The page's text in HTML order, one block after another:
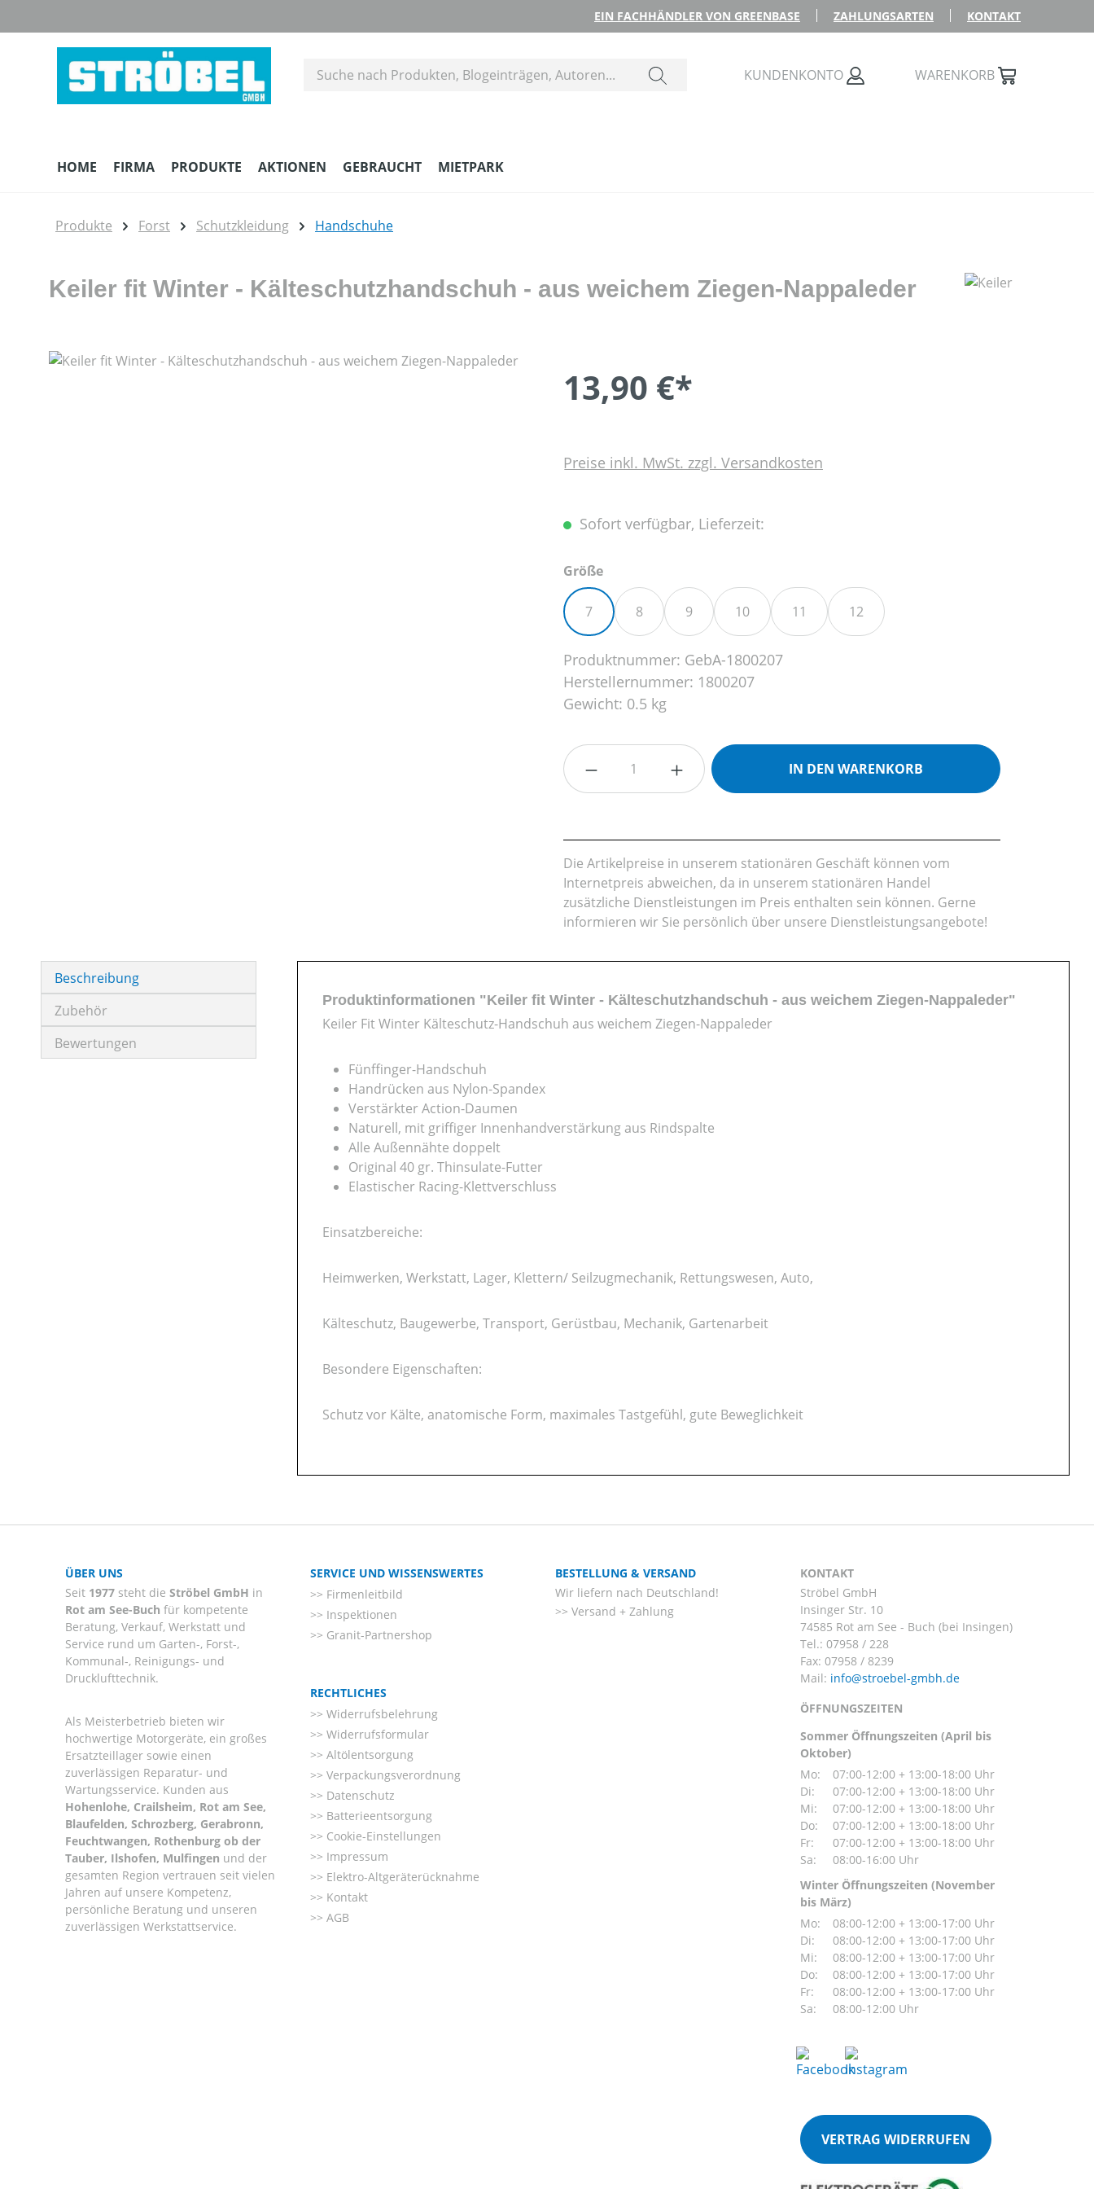
EIN FACHHÄNDLER VON GREENBASE ZAHLUNGSARTEN KONTAKT
KUNDENKONTO WARENKORB
HOME FIRMA PRODUKTE AKTIONEN GEBRAUCHT MIETPARK
Produkte Forst Schutzkleidung Handschuhe
Keiler fit Winter - Kälteschutzhandschuh - aus weichem Ziegen-Nappaleder
Bildergalerie überspringen
13,90 €*
Preise inkl. MwSt. zzgl. Versandkosten
Sofort verfügbar, Lieferzeit:
Größeauswählen
7 8 9 10 11 12
Produktnummer: GebA-1800207
Herstellernummer: 1800207
Gewicht: 0.5 kg
Produkt Anzahl: Gib den gewünschten Wert ein oder
IN DEN WARENKORB
Die Artikelpreise in unserem stationären Geschäft können vom
Internetpreis abweichen, da in unserem stationären Handel
zusätzliche Dienstleistungen im Preis enthalten sein können. Gerne
informieren wir Sie persönlich über unsere Dienstleistungsangebote!
Beschreibung
Zubehör
Bewertungen
Produktinformationen "Keiler fit Winter - Kälteschutzhandschuh - aus weichem Ziegen-Nappaleder"
Keiler Fit Winter Kälteschutz-Handschuh aus weichem Ziegen-Nappaleder
Fünffinger-Handschuh
Handrücken aus Nylon-Spandex
Verstärkter Action-Daumen
Naturell, mit griffiger Innenhandverstärkung aus Rindspalte
Alle Außennähte doppelt
Original 40 gr. Thinsulate-Futter
Elastischer Racing-Klettverschluss
Einsatzbereiche:
Heimwerken, Werkstatt, Lager, Klettern/ Seilzugmechanik, Rettungswesen, Auto,
Kälteschutz, Baugewerbe, Transport, Gerüstbau, Mechanik, Gartenarbeit
Besondere Eigenschaften:
Schutz vor Kälte, anatomische Form, maximales Tastgefühl, gute Beweglichkeit
ÜBER UNS
Seit 1977 steht die Ströbel GmbH in
Rot am See-Buch für kompetente
Beratung, Verkauf, Werkstatt und
Service rund um Garten-, Forst-,
Kommunal-, Reinigungs- und
Drucklufttechnik.
Als Meisterbetrieb bieten wir
hochwertige Motorgeräte, ein großes
Ersatzteillager sowie einen
zuverlässigen Reparatur- und
Wartungsservice. Kunden aus
Hohenlohe, Crailsheim, Rot am See,
Blaufelden, Schrozberg, Gerabronn,
Feuchtwangen, Rothenburg ob der
Tauber, Ilshofen, Mulfingen und der
gesamten Region vertrauen seit vielen
Jahren auf unsere Kompetenz,
persönliche Beratung und unseren
zuverlässigen Werkstattservice.
SERVICE UND WISSENSWERTES
Firmenleitbild
Inspektionen
Granit-Partnershop
RECHTLICHES
Widerrufsbelehrung
Widerrufsformular
Altölentsorgung
Verpackungsverordnung
Datenschutz
Batterieentsorgung
Cookie-Einstellungen
Impressum
Elektro-Altgeräterücknahme
Kontakt
AGB
BESTELLUNG & VERSAND
Wir liefern nach Deutschland!
Versand + Zahlung
KONTAKT
Ströbel GmbH
Insinger Str. 10
74585 Rot am See - Buch (bei Insingen)
Tel.: 07958 / 228
Fax: 07958 / 8239
Mail:
ÖFFNUNGSZEITEN
Sommer Öffnungszeiten (April bis
Oktober)
Mo:
07:00-12:00 + 13:00-18:00 Uhr
Di:
07:00-12:00 + 13:00-18:00 Uhr
Mi:
07:00-12:00 + 13:00-18:00 Uhr
Do:
07:00-12:00 + 13:00-18:00 Uhr
Fr:
07:00-12:00 + 13:00-18:00 Uhr
Sa:
08:00-16:00 Uhr
Winter Öffnungszeiten (November
bis März)
Mo:
08:00-12:00 + 13:00-17:00 Uhr
Di:
08:00-12:00 + 13:00-17:00 Uhr
Mi:
08:00-12:00 + 13:00-17:00 Uhr
Do:
08:00-12:00 + 13:00-17:00 Uhr
Fr:
08:00-12:00 + 13:00-17:00 Uhr
Sa:
08:00-12:00 Uhr
VERTRAG WIDERRUFEN